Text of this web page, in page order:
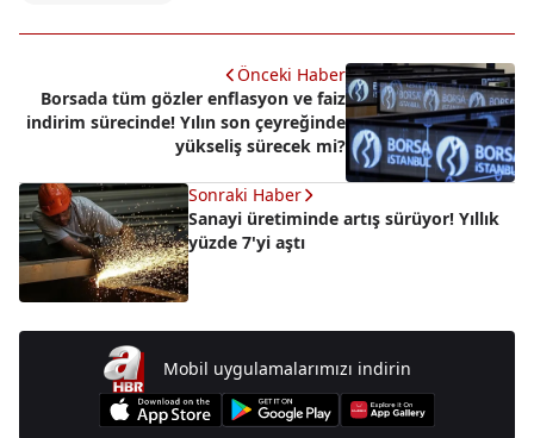
Önceki Haber
Borsada tüm gözler enflasyon ve faiz
indirim sürecinde! Yılın son çeyreğinde
yükseliş sürecek mi?
Sonraki Haber
Sanayi üretiminde artış sürüyor! Yıllık
yüzde 7'yi aştı
Mobil uygulamalarımızı indirin